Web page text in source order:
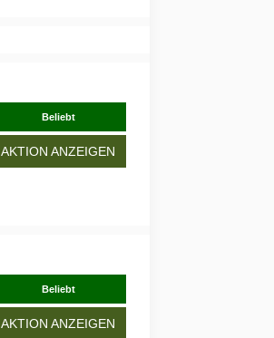
Beliebt
AKTION ANZEIGEN
Beliebt
AKTION ANZEIGEN